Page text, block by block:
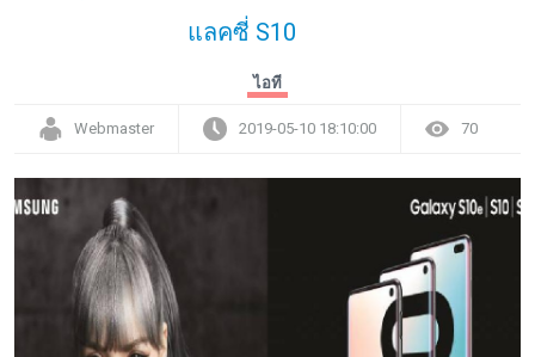
แลคซี่ S10
ไอที
Webmaster 2019-05-10 18:10:00 70